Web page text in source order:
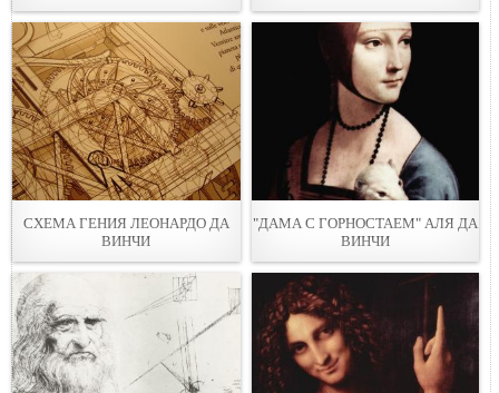
СХЕМА ГЕНИЯ ЛЕОНАРДО ДА
ВИНЧИ
"ДАМА С ГОРНОСТАЕМ" АЛЯ ДА
ВИНЧИ